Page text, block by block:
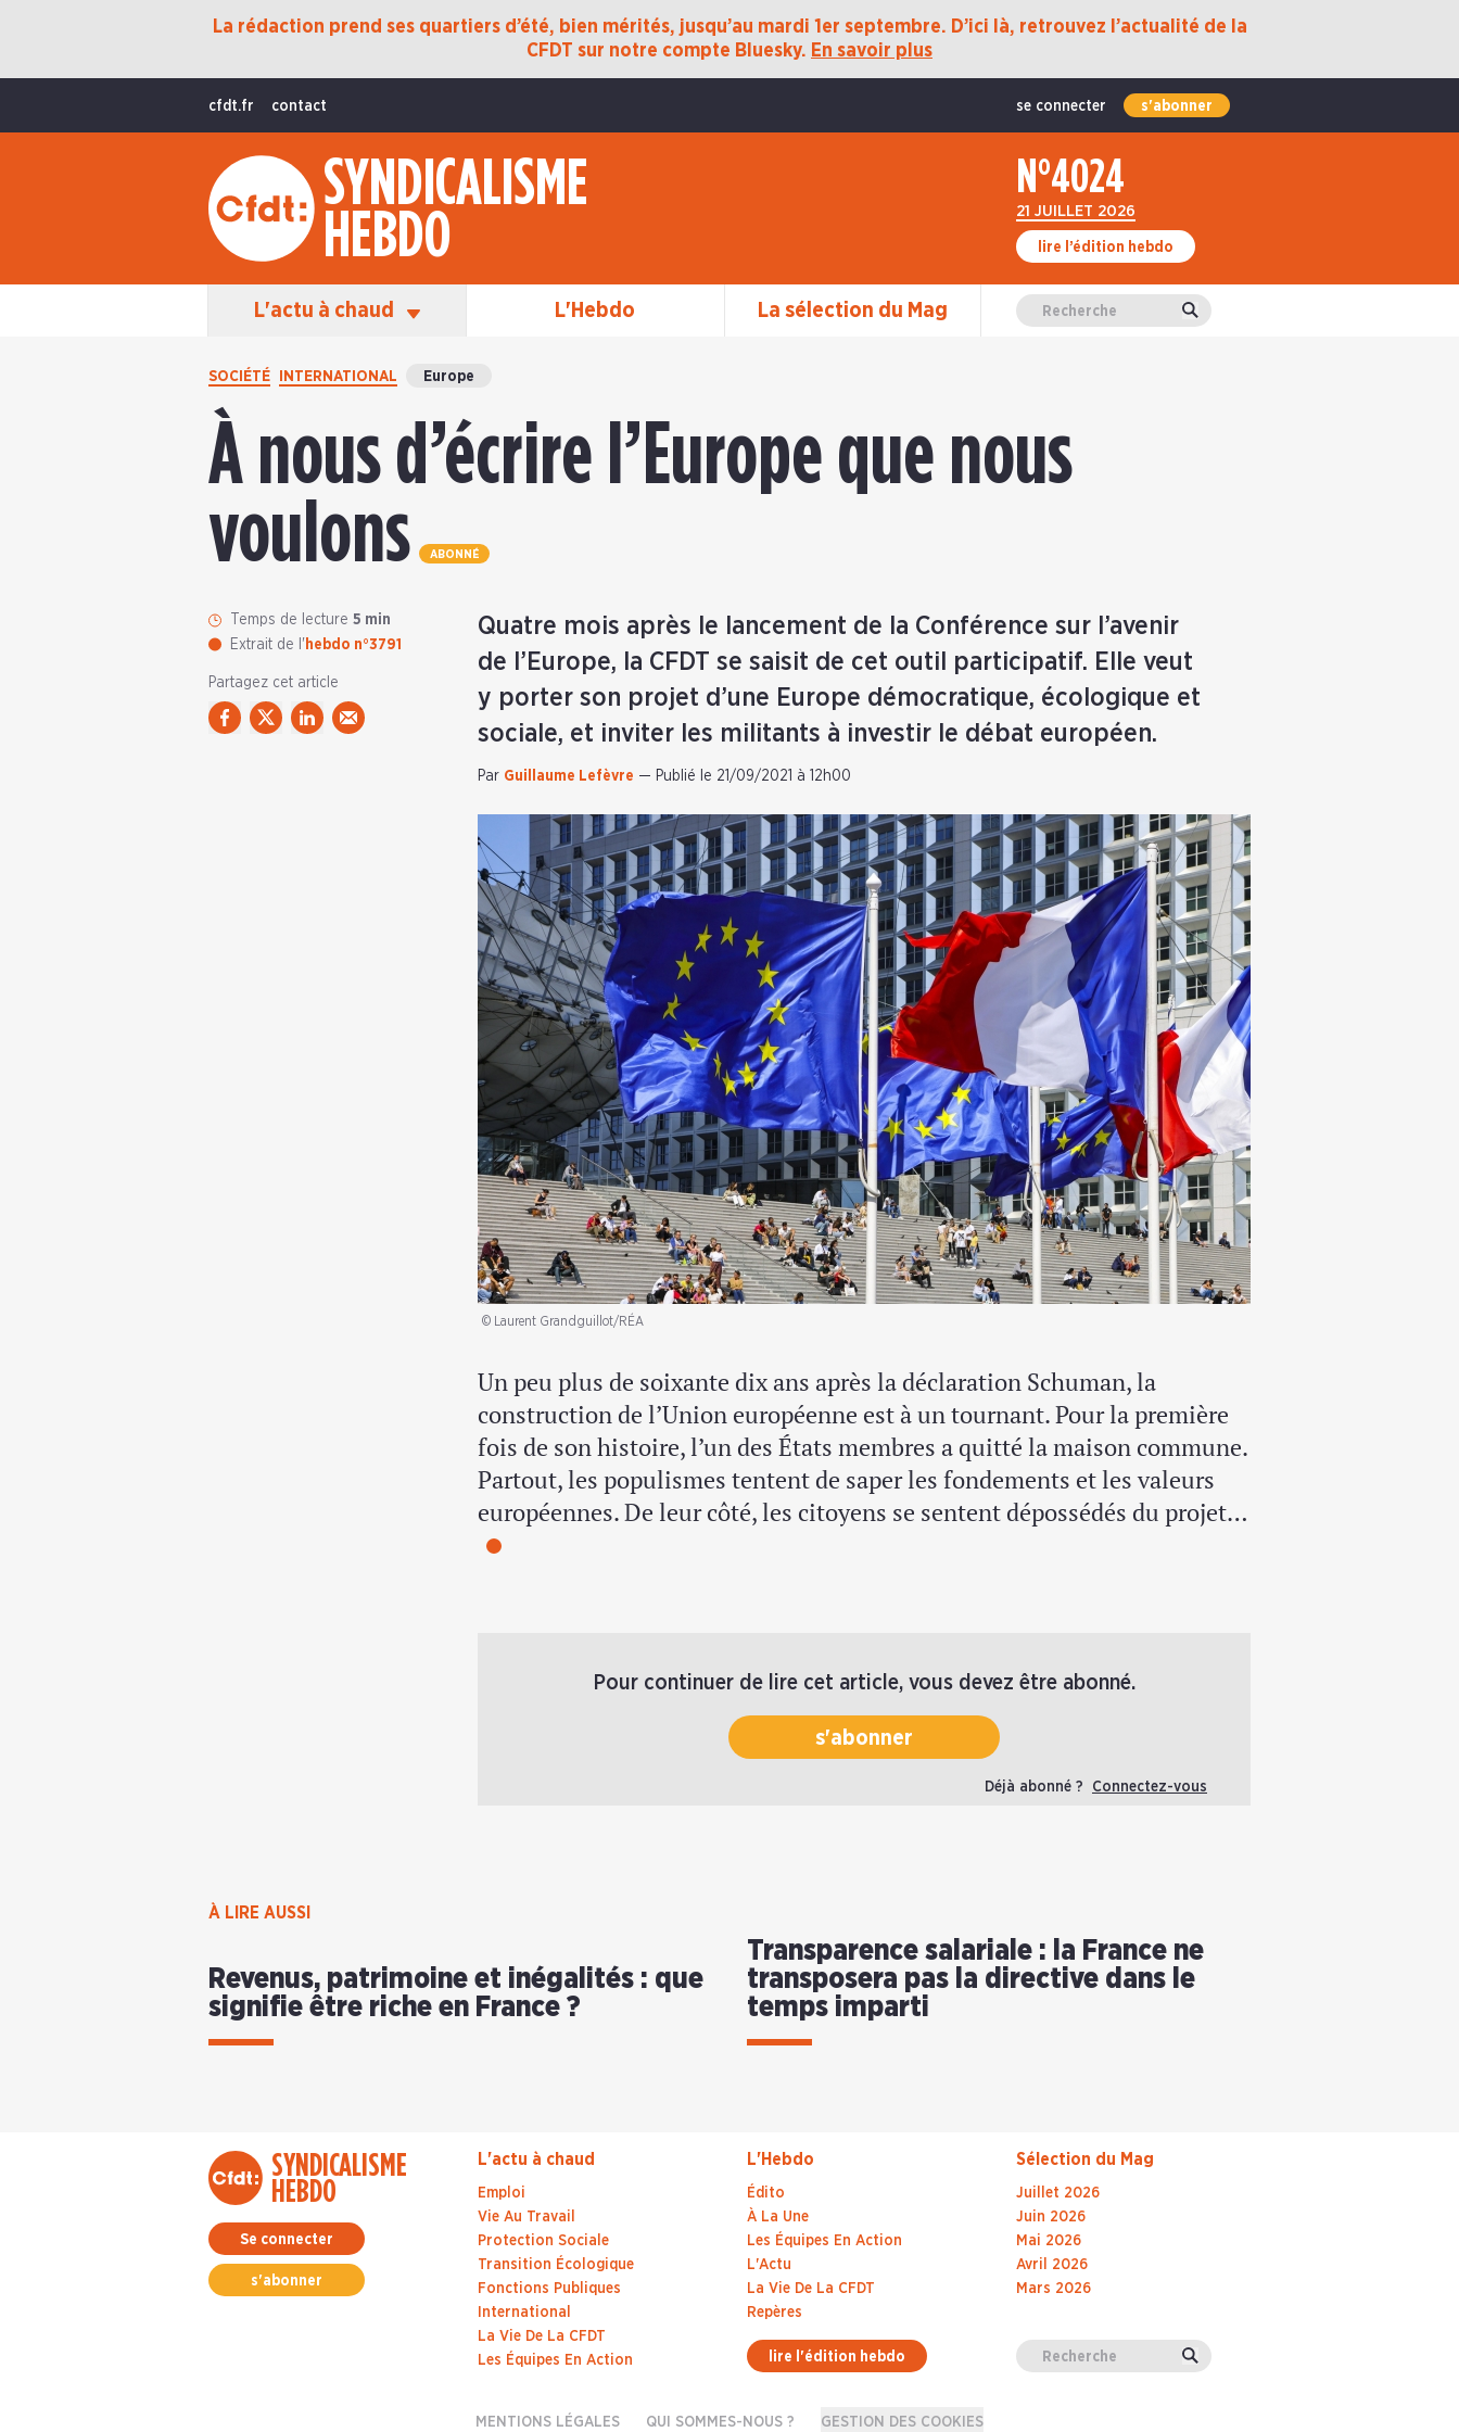
La rédaction prend ses quartiers d’été, bien mérités, jusqu’au mardi 1er septembre. D’ici là, retrouvez l’actualité de la
CFDT sur notre compte Bluesky. En savoir plus
cfdt.fr contact se connecter s'abonner
SYNDICALISME
HEBDO
N°4024
21 JUILLET 2026
lire l’édition hebdo
L'actu à chaud
Protection Sociale
International
La Vie De La CFDT
Les Équipes En Action L'Hebdo La sélection du Mag Valider
SOCIÉTÉ INTERNATIONAL Europe
À nous d’écrire l’Europe que nous
voulons
ABONNÉ
Temps de lecture 5 min
Extrait de l' hebdo n°3791
Partagez cet article
Quatre mois après le lancement de la Conférence sur l’avenir
de l’Europe, la CFDT se saisit de cet outil participatif. Elle veut
y porter son projet d’une Europe démocratique, écologique et
sociale, et inviter les militants à investir le débat européen.
Par Guillaume Lefèvre — Publié le 21/09/2021 à 12h00
© Laurent Grandguillot/RÉA
Un peu plus de soixante dix ans après la déclaration Schuman, la
construction de l’Union européenne est à un tournant. Pour la première
fois de son histoire, l’un des États membres a quitté la maison commune.
Partout, les populismes tentent de saper les fondements et les valeurs
européennes. De leur côté, les citoyens se sentent dépossédés du projet…
Pour continuer de lire cet article, vous devez être abonné.
s'abonner
Déjà abonné ? Connectez-vous
À LIRE AUSSI
Revenus, patrimoine et inégalités : que
signifie être riche en France ?
Transparence salariale : la France ne
transposera pas la directive dans le
temps imparti
SYNDICALISME
HEBDO
Se connecter
s'abonner
L'actu à chaud
Emploi
Vie Au Travail
Protection Sociale
Transition Écologique
Fonctions Publiques
International
La Vie De La CFDT
Les Équipes En Action
L'Hebdo
Édito
À La Une
Les Équipes En Action
L'Actu
La Vie De La CFDT
Repères
lire l'édition hebdo
Sélection du Mag
Juillet 2026
Juin 2026
Mai 2026
Avril 2026
Mars 2026
Valider
MENTIONS LÉGALES QUI SOMMES-NOUS ? GESTION DES COOKIES